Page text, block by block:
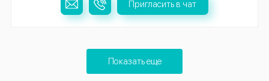
Пригласить в чат
Показать еще